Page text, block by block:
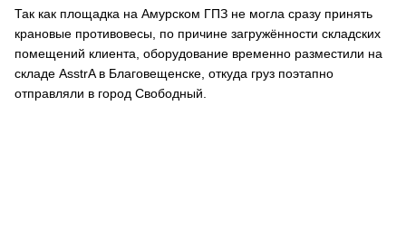
Так как площадка на Амурском ГПЗ не могла сразу принять
крановые противовесы, по причине загружённости складских
помещений клиента, оборудование временно разместили на
складе AsstrA в Благовещенске, откуда груз поэтапно
отправляли в город Свободный.